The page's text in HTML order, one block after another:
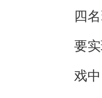
四
要
戏